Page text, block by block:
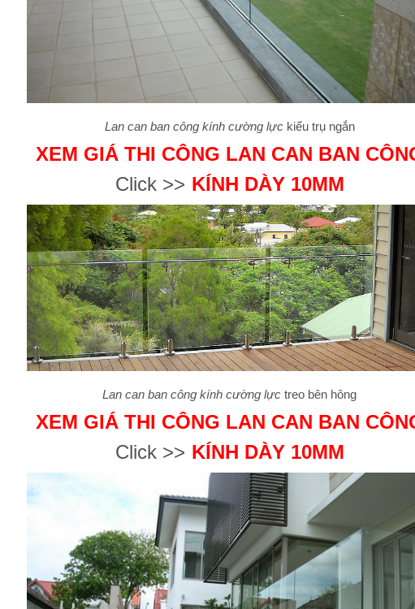
Lan can ban công kính cường lực kiểu trụ ngắn
XEM GIÁ THI CÔNG LAN CAN BAN
Click >> KÍNH DÀY 10MM
Lan can ban công kính cường lựctreo bên hông
XEM GIÁ THI CÔNG LAN CAN BAN
Click >> KÍNH DÀY 10MM